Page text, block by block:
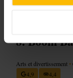
Boom
Arts et divertissement •
4,9
4,4